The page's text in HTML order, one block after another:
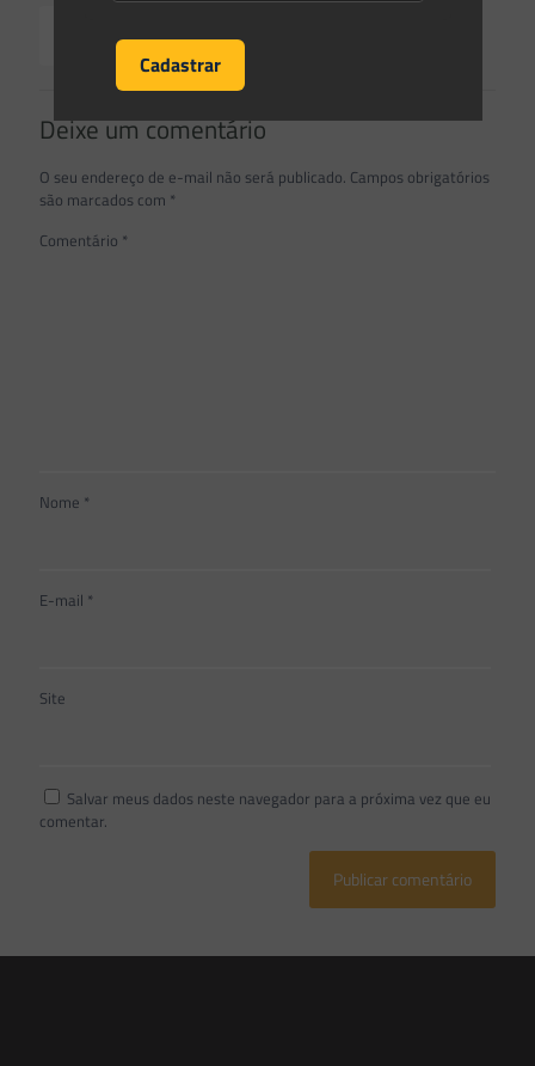
Read more
Deixe um comentário
O seu endereço de e-mail não será publicado. Campos obrigatórios
são marcados com *
Comentário *
Nome *
E-mail *
Site
Salvar meus dados neste navegador para a próxima vez que eu
comentar.